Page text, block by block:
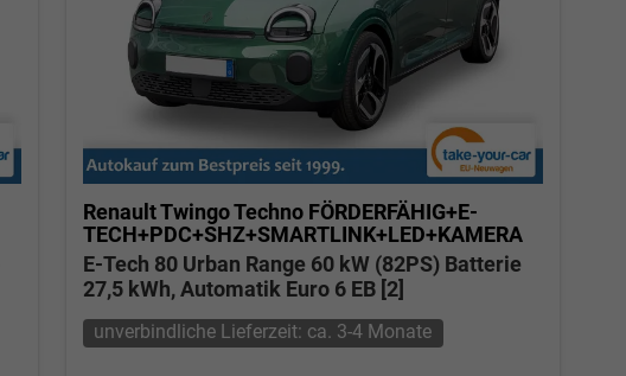
Renault TwingoTechno FÖRDERFÄHIG+E-
TECH+PDC+SHZ+SMARTLINK+LED+KAMERA
E-Tech 80 Urban Range 60 kW (82PS) Batterie
27,5 kWh, Automatik Euro 6 EB [2]
unverbindliche Lieferzeit: ca. 3-4 Monate